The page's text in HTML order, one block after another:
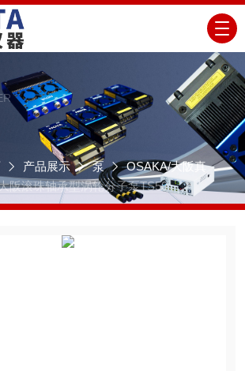
产品展示 泵
OSAKA/大阪真
阪滚珠轴承型涡轮分子泵TS50